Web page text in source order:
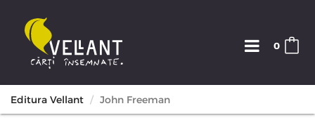
0
Editura Vellant John Freeman